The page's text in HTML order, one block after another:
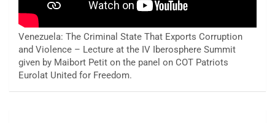
Venezuela: The Criminal State That Exports Corruption
and Violence – Lecture at the IV Iberosphere Summit
given by Maibort Petit on the panel on COT Patriots
Eurolat United for Freedom.